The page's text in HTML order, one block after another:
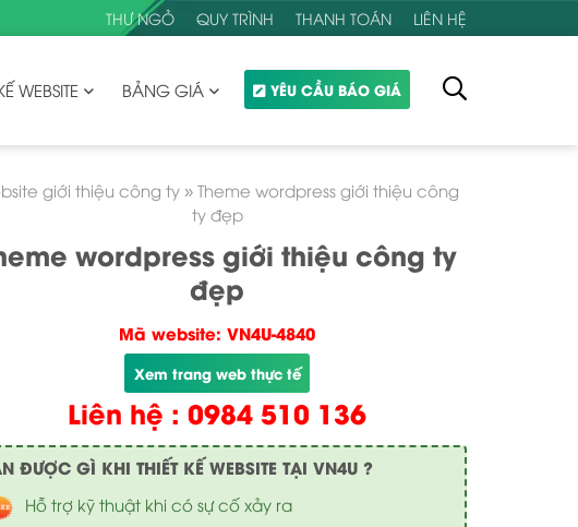
THƯ NGỎ QUY TRÌNH THANH TOÁN LIÊN HỆ
WEBSITE BẢNG GIÁ YÊU CẦU BÁO GIÁ
giới thiệu công ty» Theme wordpress giới thiệu công
ty đẹp
wordpress giới thiệu công ty
đẹp
Mã website: VN4U-4840
Xem trang web thực tế
Liên hệ : 0984 510 136
ĐƯỢC GÌ KHI THIẾT KẾ WEBSITE TẠI VN4U ?
Hỗ trợ kỹ thuật khi có sự cố xảy ra